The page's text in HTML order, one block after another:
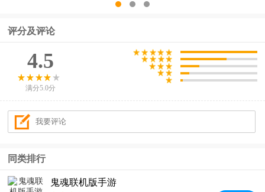
评分及评论
4.5
满分5.0分
同类排行
鬼魂联机版手游